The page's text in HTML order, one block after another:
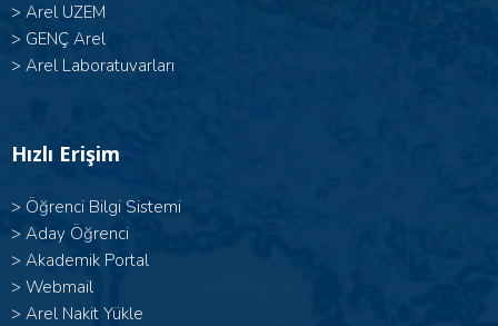
> Arel UZEM
> GENÇ Arel
> Arel Laboratuvarları
Hızlı Erişim
> Öğrenci Bilgi Sistemi
> Aday Öğrenci
> Akademik Portal
> Webmail
> Arel Nakit Yükle